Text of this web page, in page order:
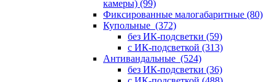
камеры) (99)
Фиксированные малогабаритные (80)
Купольные (372)
без ИК-подсветки (59)
с ИК-подсветкой (313)
Антивандальные (524)
без ИК-подсветки (36)